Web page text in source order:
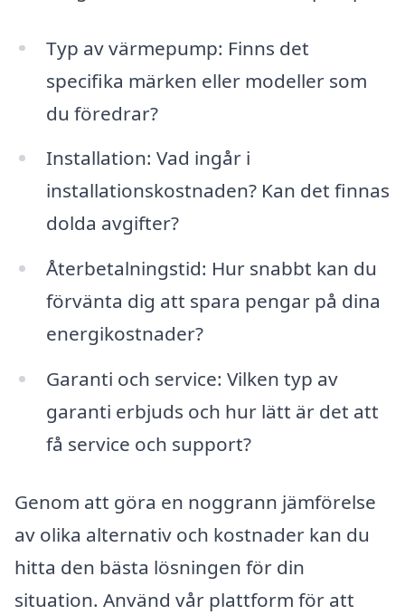
Typ av värmepump: Finns det
specifika märken eller modeller som
du föredrar?
Installation: Vad ingår i
installationskostnaden? Kan det finnas
dolda avgifter?
Återbetalningstid: Hur snabbt kan du
förvänta dig att spara pengar på dina
energikostnader?
Garanti och service: Vilken typ av
garanti erbjuds och hur lätt är det att
få service och support?
Genom att göra en noggrann jämförelse
av olika alternativ och kostnader kan du
hitta den bästa lösningen för din
situation. Använd vår plattform för att